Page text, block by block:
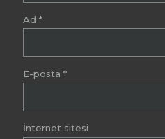
Ad *
E-posta *
İnternet sitesi